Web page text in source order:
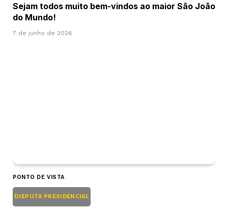
Sejam todos muito bem-vindos ao maior São João
do Mundo!
7 de junho de 2026
PONTO DE VISTA
DISPUTA PRESIDENCIAL